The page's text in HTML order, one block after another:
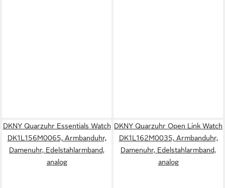
DKNY Quarzuhr Essentials Watch
DK1L156M0065, Armbanduhr,
Damenuhr, Edelstahlarmband,
analog
DKNY Quarzuhr Open Link Watch
DK1L162M0035, Armbanduhr,
Damenuhr, Edelstahlarmband,
analog